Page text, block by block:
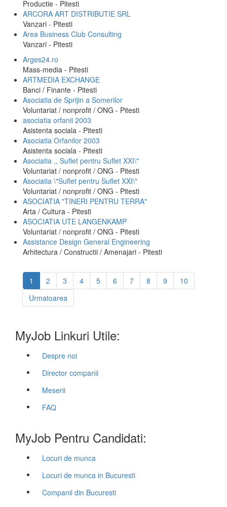
Productie - Pitesti
ARCORA ART DISTRIBUTIE SRL
Vanzari - Pitesti
Area Business Club Consulting
Vanzari - Pitesti
Arges24.ro
Mass-media - Pitesti
ARTMEDIA EXCHANGE
Banci / Finante - Pitesti
Asociatia de Sprijin a Somerilor
Voluntariat / nonprofit / ONG - Pitesti
asociatia orfanii 2003
Asistenta sociala - Pitesti
Asociatia Orfanilor 2003
Asistenta sociala - Pitesti
Asociatia ,, Suflet pentru Suflet XXI\"
Voluntariat / nonprofit / ONG - Pitesti
Asociatia \"Suflet pentru Suflet XXI\"
Voluntariat / nonprofit / ONG - Pitesti
ASOCIATIA "TINERI PENTRU TERRA"
Arta / Cultura - Pitesti
ASOCIATIA UTE LANGENKAMP
Voluntariat / nonprofit / ONG - Pitesti
Assistance Design General Engineering
Arhitectura / Constructii / Amenajari - Pitesti
1 2 3 4 5 6 7 8 9
10
Urmatoarea
MyJob Linkuri Utile:
Despre noi
Director companii
Meserii
FAQ
MyJob Pentru Candidati:
Locuri de munca
Locuri de munca in Bucuresti
Companii din Bucuresti